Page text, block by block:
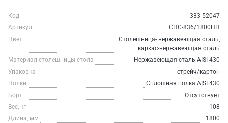
Код
333-52047
Артикул
СПС-836/1800НП
Цвет
Столешница- нержавеющая сталь,
каркас-нержавеющая сталь
Материал столешницы стола
Нержавеющая сталь AISI 430
Упаковка
стрейч/картон
Полки
Сплошная полка AISI 430
Борт
Отсутствует
Вес, кг
108
Длина, мм
1800